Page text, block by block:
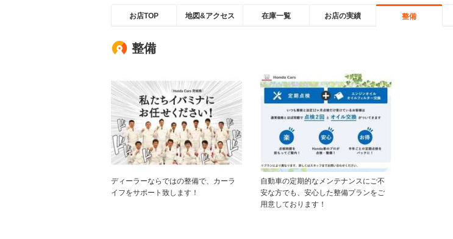
お店TOP 地図&アクセス 在庫一覧 お店の実績 整備
整備
ディーラーならではの整備で、カーラ
イフをサポート致します！
自動車の定期的なメンテナンスにご不
安な方でも、安心した整備プランをご
用意しております！